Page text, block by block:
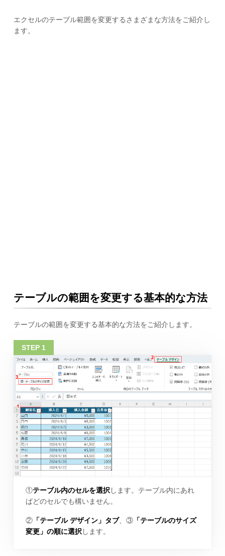
エクセルのテーブル範囲を変更するさまざまな方法をご紹介し
ます。
テーブルの範囲を変更する基本的な方法
テーブルの範囲を変更する基本的な方法をご紹介します。
①テーブル内のセルを選択 します。テーブル内にあれ
ばどのセルでも構いません。
②「テーブル デザイン」タブ、③「テーブルのサイズ
変更」の順に選択します。